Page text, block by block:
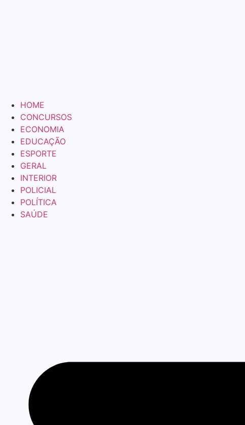
HOME
CONCURSOS
ECONOMIA
EDUCAÇÃO
ESPORTE
GERAL
INTERIOR
POLICIAL
POLÍTICA
SAÚDE